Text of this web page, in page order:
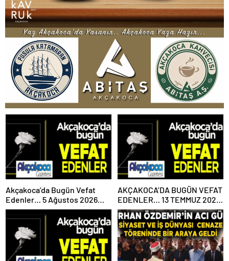
Akçakoca’da Bugün Vefat
Edenler… 5 Ağustos 2026
Çarşamba
AKÇAKOCA’DA BUGÜN VEFAT
EDENLER… 13 TEMMUZ 2026
PAZARTESİ